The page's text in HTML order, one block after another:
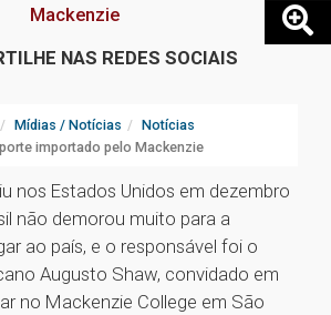
Mackenzie
NAS REDES SOCIAIS
Mídias / Notícias
Notícias
importado pelo Mackenzie
nos Estados Unidos em dezembro
não demorou muito para a
ao país, e o responsável foi o
Augusto Shaw, convidado em
no Mackenzie College em São